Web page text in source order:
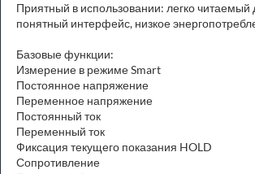
Приятный в использовании: легко читаемый
понятный интерфейс, низкое
Базовые функции:
Измерение в режиме Smart
Постоянное напряжение
Переменное напряжение
Постоянный ток
Переменный ток
Фиксация текущего показания HOLD
Сопротивление